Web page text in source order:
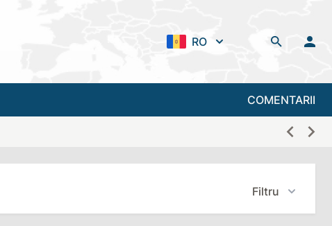
RO
COMENTARII
Filtru